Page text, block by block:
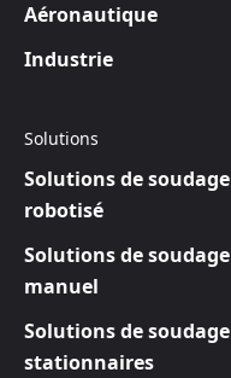
Aéronautique
Industrie
Solutions
Solutions de soudage
robotisé
Solutions de soudage
manuel
Solutions de soudage
stationnaires